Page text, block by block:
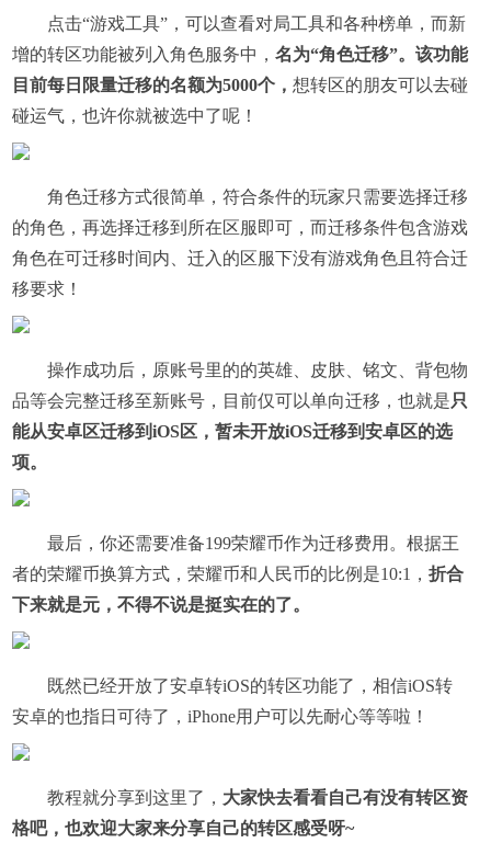
​点击“游戏工具”，可以查看对局工具和各种榜单，而新
增的转区功能被列入角色服务中， 名为“角色迁移”。该功能
目前每日限量迁移的名额为5000个， 想转区的朋友可以去碰
碰运气，也许你就被选中了呢！
​角色迁移方式很简单，符合条件的玩家只需要选择迁移
的角色，再选择迁移到所在区服即可，而迁移条件包含游戏
角色在可迁移时间内、迁入的区服下没有游戏角色且符合迁
移要求！
​操作成功后，原账号里的的英雄、皮肤、铭文、背包物
品等会完整迁移至新账号，目前仅可以单向迁移，也就是只
能从安卓区迁移到iOS区，暂未开放iOS迁移到安卓区的选
项。
​最后，你还需要准备199荣耀币作为迁移费用。根据王
者的荣耀币换算方式，荣耀币和人民币的比例是10:1， 折合
下来就是元，不得不说是挺实在的了。
​既然已经开放了安卓转iOS的转区功能了，相信iOS转
安卓的也指日可待了，iPhone用户可以先耐心等等啦！
​教程就分享到这里了， 大家快去看看自己有没有转区资
格吧，也欢迎大家来分享自己的转区感受呀~